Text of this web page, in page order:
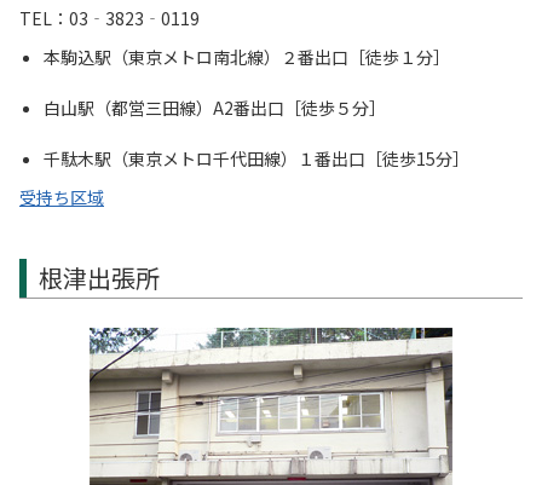
TEL：03‐3823‐0119
本駒込駅（東京メトロ南北線）２番出口［徒歩１分］
白山駅（都営三田線）A2番出口［徒歩５分］
千駄木駅（東京メトロ千代田線）１番出口［徒歩15分］
受持ち区域
根津出張所